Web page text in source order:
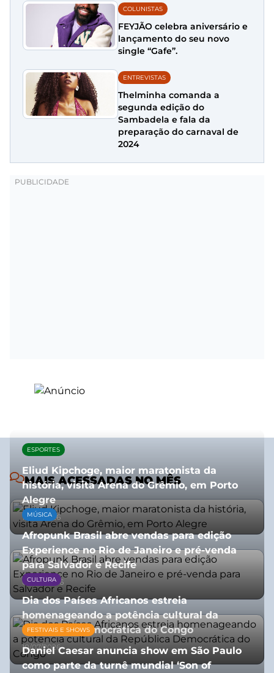
COLUNISTAS
FEYJÃO celebra aniversário e
lançamento do seu novo
single “Gafe”.
ENTREVISTAS
Thelminha comanda a
segunda edição do
Sambadela e fala da
preparação do carnaval de
2024
MAIS ACESSADAS NO MÊS
ESPORTES
Eliud Kipchoge, maior maratonista da
história, visita Arena do Grêmio, em Porto
Alegre
10/07/2026
MÚSICA
Afropunk Brasil abre vendas para edição
Experience no Rio de Janeiro e pré-venda
para Salvador e Recife
03/08/2026
CULTURA
Dia dos Países Africanos estreia
homenageando a potência cultural da
República Democrática do Congo
10/07/2026
FESTIVAIS E SHOWS
Daniel Caesar anuncia show em São Paulo
como parte da turnê mundial ‘Son of